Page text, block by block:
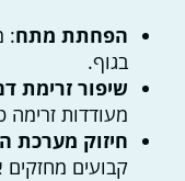
הפחתת מתח:
בגוף.
שיפור זרימת
מעודדות זרימה
חיזוק מערכת
קבועים